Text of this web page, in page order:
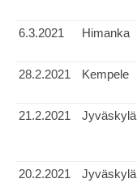
6.3.2021 Himanka
28.2.2021 Kempele
21.2.2021 Jyväskylä
20.2.2021
Jyväskylä